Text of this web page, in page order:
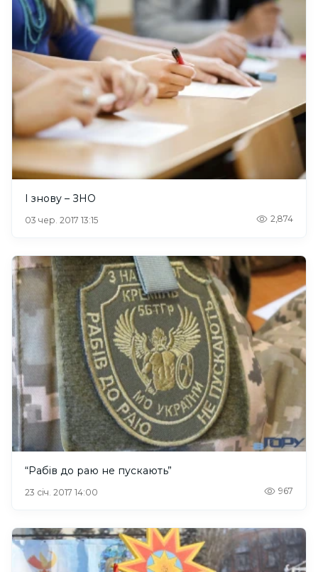
І знову – ЗНО
03 чер. 2017 13:15 2,874
“Рабів до раю не пускають”
23 січ. 2017 14:00 967